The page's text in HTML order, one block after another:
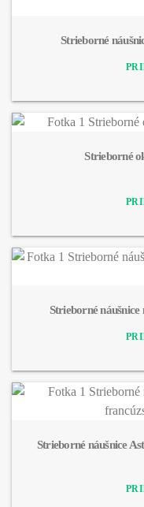
Strieborné
Strieborné
Strieborné
Strieborné náušnice